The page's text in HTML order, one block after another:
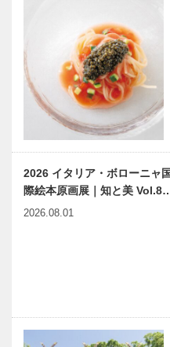
2026 イタリア・ボローニャ国
際絵本原画展｜知と美
2026.08.01